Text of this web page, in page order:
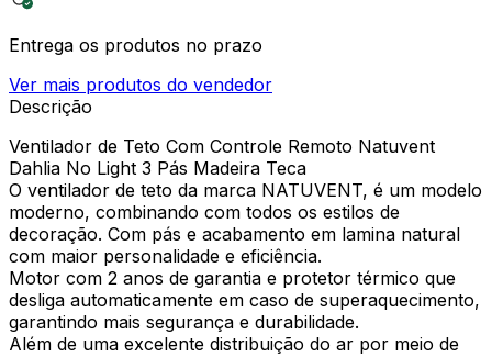
Entrega os produtos no prazo
Ver mais produtos do vendedor
Descrição
Ventilador de Teto Com Controle Remoto Natuvent
Dahlia No Light 3 Pás Madeira Teca
O ventilador de teto da marca NATUVENT, é um modelo
moderno, combinando com todos os estilos de
decoração. Com pás e acabamento em lamina natural
com maior personalidade e eficiência.
Motor com 2 anos de garantia e protetor térmico que
desliga automaticamente em caso de superaquecimento,
garantindo mais segurança e durabilidade.
Além de uma excelente distribuição do ar por meio de